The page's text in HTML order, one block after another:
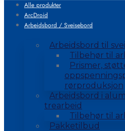
Alle produkter
ArcDroid
Arbeidsbord / Sveisebord
Arbeidsbord til
Tilbehør til
Prismer,
rørproduksjon
Arbeidsbord i
trearbeid
Tilbehør til
Pakketilbud